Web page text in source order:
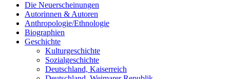
Die Neuerscheinungen
Autorinnen & Autoren
Anthropologie/Ethnologie
Biographien
Geschichte
Kulturgeschichte
Sozialgeschichte
Deutschland, Kaiserreich